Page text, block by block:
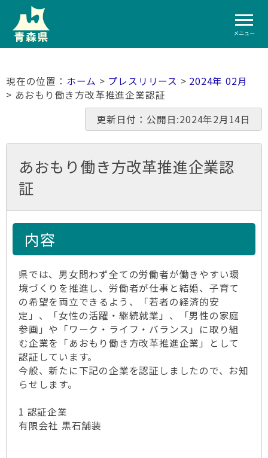
メニュー
ホーム > プレスリリース > 2024年 02月
> あおもり働き方改革推進企業認証
更新日付：公開日:2024年2月14日
あおもり働き方改革推進企業認
証
内容
県では、男女問わず全ての労働者が働きやすい環
境づくりを推進し、労働者が仕事と結婚、子育て
の希望を両立できるよう、「若者の経済的安
定」、「女性の活躍・継続就業」、「男性の家庭
参画」や「ワーク・ライフ・バランス」に取り組
む企業を「あおもり働き方改革推進企業」として
認証しています。
今般、新たに下記の企業を認証しましたので、お知
らせします。
1 認証企業
有限会社 黒石舗装